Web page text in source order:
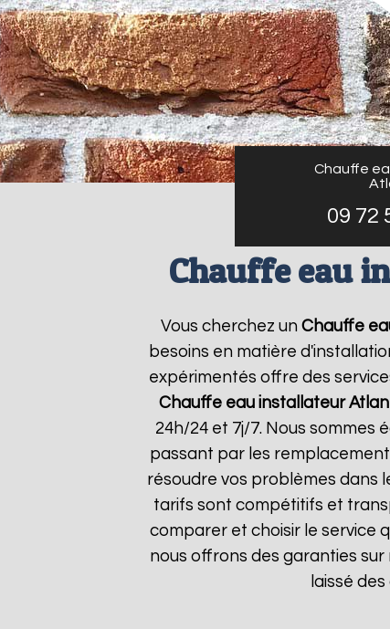
Chauffe
09 72
Chauffe eau
Vous cherchez un Chauffe
besoins en matière
expérimentés offre des
Chauffe eau installateur
24h/24 et 7j/7. Nous sommes
passant par les
résoudre vos problèmes dans
tarifs sont compétitifs et
comparer et choisir le service
nous offrons des garanties
laissé